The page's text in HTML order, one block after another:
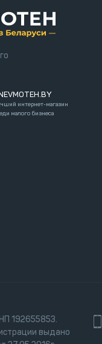
интернет-магазин
малого бизнеса
192655853.
выдано